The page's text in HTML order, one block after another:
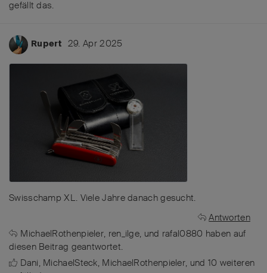
gefällt das.
Rupert 29. Apr 2025
Swisschamp XL. Viele Jahre danach gesucht.
Antworten
MichaelRothenpieler, ren_ilge, und rafal0880 haben auf
diesen Beitrag geantwortet.
Dani, MichaelSteck, MichaelRothenpieler, und 10 weiteren